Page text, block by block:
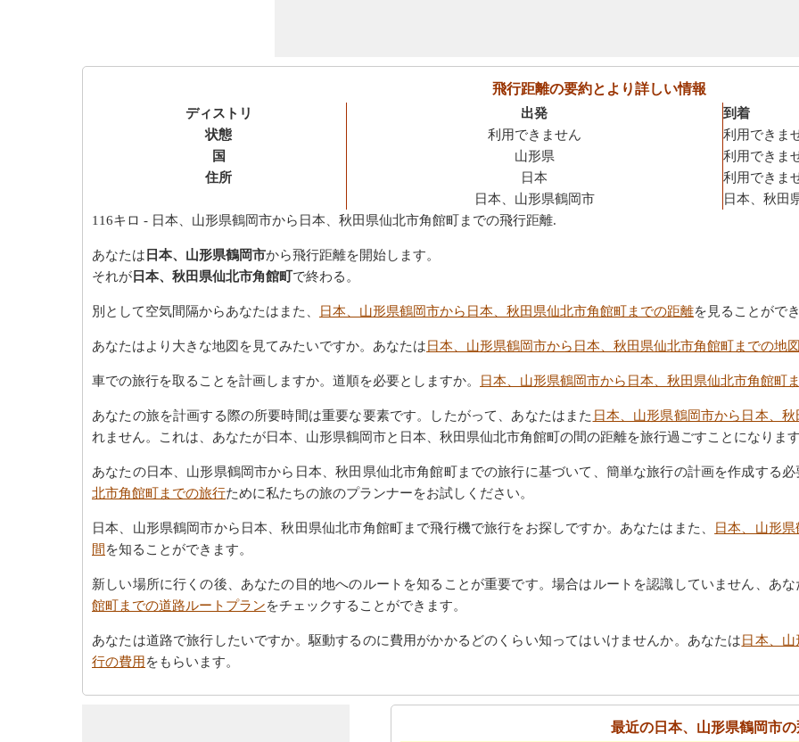
飛行距離の要約とより詳しい情報
ディストリ
状態
国
住所
出発
利用できません
山形県
日本
日本、山形県鶴岡市
到着
利用できま
利用できま
利用できま
日本、秋田
116キロ - 日本、山形県鶴岡市から日本、秋田県仙北市角館町までの飛行距離.
あなたは 日本、山形県鶴岡市から飛行距離を開始します。
それが 日本、秋田県仙北市角館町で終わる。
別として空気間隔からあなたはまた、 日本、山形県鶴岡市から日本、秋田県仙北市角館町までの距離を見ることができ
あなたはより大きな地図を見てみたいですか。あなたは日本、山形県鶴岡市から日本、秋田県仙北市角館町までの地図
車での旅行を取ることを計画しますか。道順を必要としますか。 日本、山形県鶴岡市から日本、秋田県仙北市角館町
あなたの旅を計画する際の所要時間は重要な要素です。したがって、あなたはまた 日本、山形県鶴岡市から日本、
れません。これは、あなたが日本、山形県鶴岡市と日本、秋田県仙北市角館町の間の距離を旅行過ごすことになりま
あなたの日本、山形県鶴岡市から日本、秋田県仙北市角館町までの旅行に基づいて、簡単な旅行の計画を作成する必
北市角館町までの旅行ために私たちの旅のプランナーをお試しください。
日本、山形県鶴岡市から日本、秋田県仙北市角館町まで飛行機で旅行をお探しですか。あなたはまた、
日本、山形
間を知ることができます。
新しい場所に行くの後、あなたの目的地へのルートを知ることが重要です。場合はルートを認識していません、あな
館町までの道路ルートプランをチェックすることができます。
あなたは道路で旅行したいですか。駆動するのに費用がかかるどのくらい知ってはいけませんか。あなたは日本、
行の費用をもらいます。
最近の日本、山形県鶴岡市